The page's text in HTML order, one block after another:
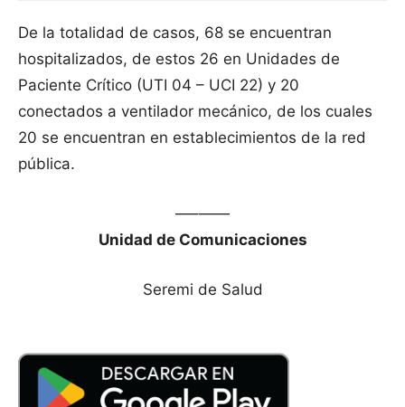
De la totalidad de casos, 68 se encuentran
hospitalizados, de estos 26 en Unidades de
Paciente Crítico (UTI 04 – UCI 22) y 20
conectados a ventilador mecánico, de los cuales
20 se encuentran en establecimientos de la red
pública.
—–——
Unidad de Comunicaciones
Seremi de Salud